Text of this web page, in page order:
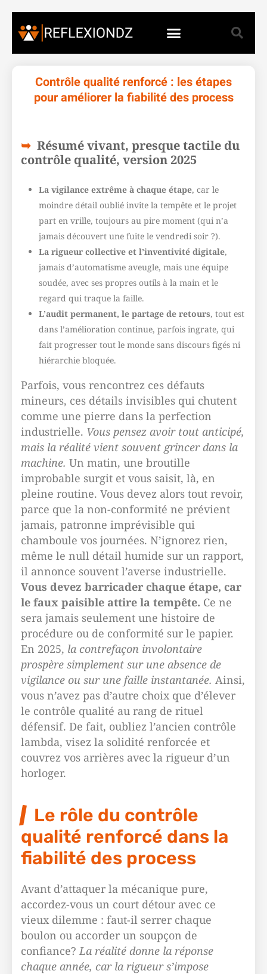
Contrôle qualité renforcé : les étapes
pour améliorer la fiabilité des process
Résumé vivant, presque tactile du
contrôle qualité, version 2025
La vigilance extrême à chaque étape, car le
moindre détail oublié invite la tempête et le projet
part en vrille, toujours au pire moment (qui n’a
jamais découvert une fuite le vendredi soir ?).
La rigueur collective et l’inventivité digitale,
jamais d’automatisme aveugle, mais une équipe
soudée, avec ses propres outils à la main et le
regard qui traque la faille.
L’audit permanent, le partage de retours, tout est
dans l’amélioration continue, parfois ingrate, qui
fait progresser tout le monde sans discours figés ni
hiérarchie bloquée.
Parfois, vous rencontrez ces défauts
mineurs, ces détails invisibles qui chutent
comme une pierre dans la perfection
industrielle. Vous pensez avoir tout anticipé,
mais la réalité vient souvent grincer dans la
machine. Un matin, une broutille
improbable surgit et vous saisit, là, en
pleine routine. Vous devez alors tout revoir,
parce que la non-conformité ne prévient
jamais, patronne imprévisible qui
chamboule vos journées. N’ignorez rien,
même le null détail humide sur un rapport,
il annonce souvent l’averse industrielle.
Vous devez barricader chaque étape, car
le faux paisible attire la tempête. Ce ne
sera jamais seulement une histoire de
procédure ou de conformité sur le papier.
En 2025, la contrefaçon involontaire
prospère simplement sur une absence de
vigilance ou sur une faille instantanée. Ainsi,
vous n’avez pas d’autre choix que d’élever
le contrôle qualité au rang de rituel
défensif. De fait, oubliez l’ancien contrôle
lambda, visez la solidité renforcée et
couvrez vos arrières avec la rigueur d’un
horloger.
Le rôle du contrôle
qualité renforcé dans la
fiabilité des process
Avant d’attaquer la mécanique pure,
accordez-vous un court détour avec ce
vieux dilemme : faut-il serrer chaque
boulon ou accorder un soupçon de
confiance?La réalité donne la réponse
chaque année, car la rigueur s’impose